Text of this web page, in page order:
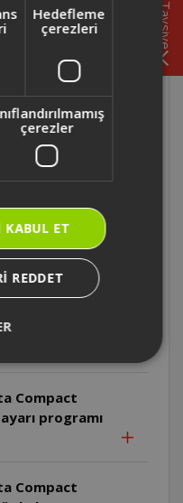
Compact
miktarı nasıl
Compact
çubuğu nasıl
Compact
kaç saat
ünitesi ne
Compact
programı
Compact
Tavsiye
Hedefleme
çerezleri
çerezler
KABUL ET
REDDET